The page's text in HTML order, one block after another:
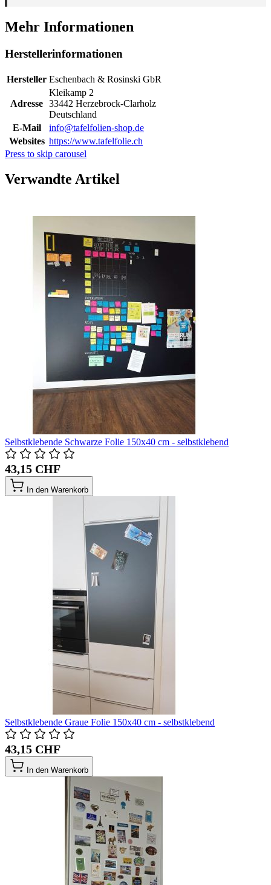
Mehr Informationen
Herstellerinformationen
Hersteller Eschenbach & Rosinski GbR
Adresse
Kleikamp 2
33442 Herzebrock-Clarholz
Deutschland
E-Mail
info@tafelfolien-shop.de
Websites https://www.tafelfolie.ch
Press to skip carousel
Verwandte Artikel
Selbstklebende Schwarze Folie 150x40 cm - selbstklebend
43,15 CHF
In den Warenkorb
Selbstklebende Graue Folie 150x40 cm - selbstklebend
43,15 CHF
In den Warenkorb